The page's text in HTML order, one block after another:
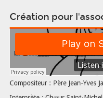
Création pour
Compositeur : Père Jean-Yves